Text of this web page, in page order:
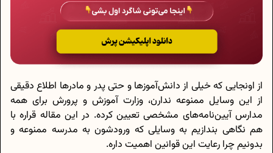
از اونجایی که خیلی از دانش‌آموزها و حتی پدر و مادرها اطلاع دقیقی
از این وسایل ممنوعه ندارن، وزارت آموزش‌ و پرورش برای همه
مدارس آیین‌نامه‌های مشخصی تعیین کرده. در این مقاله قراره با
هم نگاهی بندازیم به وسایلی که ورودشون به مدرسه ممنوعه و
بدونیم چرا رعایت این قوانین اهمیت داره.